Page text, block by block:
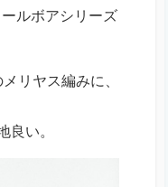
ルボアシリーズ
リヤス編みに、
い。